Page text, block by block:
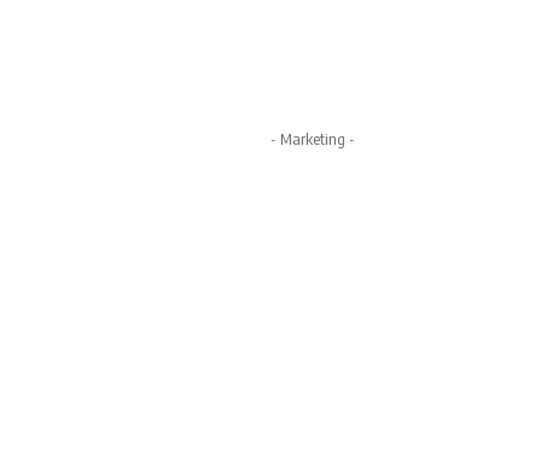
- Marketing -